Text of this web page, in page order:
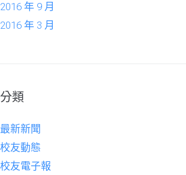
2016 年 9 月
2016 年 3 月
分類
最新新聞
校友動態
校友電子報